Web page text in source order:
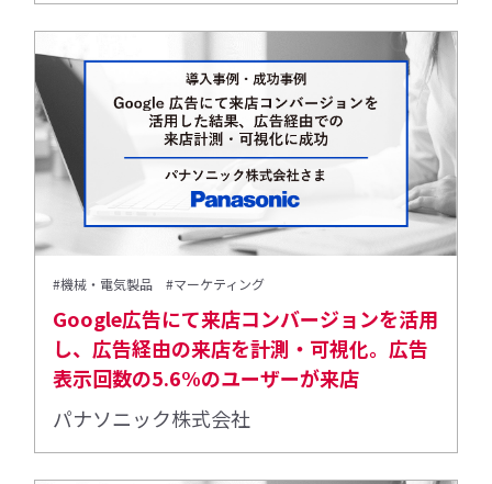
#機械・電気製品 #マーケティング
Google広告にて来店コンバージョンを活用
し、広告経由の来店を計測・可視化。広告
表示回数の5.6%のユーザーが来店
パナソニック株式会社